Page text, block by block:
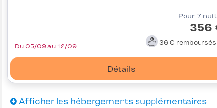
Pour 7
356
36 € remboursés
Détails
Du 05/09 au 12/09
Afficher les hébergements supplémentaires